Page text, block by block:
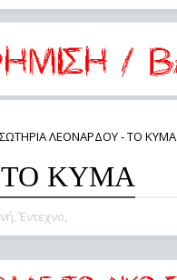
ΣΩΤΗΡΙΑ ΛΕΟΝΑΡΔΟΥ - ΤΟ ΚΥΜΑ
ΚΥΜΑ
Έντεχνο,